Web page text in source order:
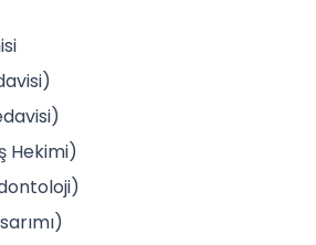
Hekimi)